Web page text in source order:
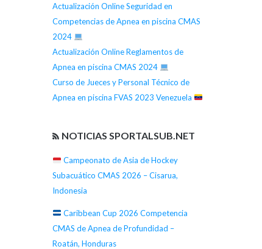
Actualización Online Seguridad en
Competencias de Apnea en piscina CMAS
2024
Actualización Online Reglamentos de
Apnea en piscina CMAS 2024
Curso de Jueces y Personal Técnico de
Apnea en piscina FVAS 2023 Venezuela
NOTICIAS SPORTALSUB.NET
Campeonato de Asia de Hockey
Subacuático CMAS 2026 – Cisarua,
Indonesia
Caribbean Cup 2026 Competencia
CMAS de Apnea de Profundidad –
Roatán, Honduras